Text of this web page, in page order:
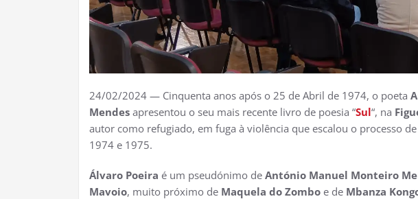
24/02/2024 — Cinquenta anos após o 25 de Abril de 1974, o poeta
Mendes apresentou o seu mais recente livro de poesia “Sul“, na
autor como refugiado, em fuga à violência que escalou o processo
1974 e 1975.
Álvaro Poeira é um pseudónimo de António Manuel Monteiro
Mavoio, muito próximo de Maquela do Zombo e de Mbanza